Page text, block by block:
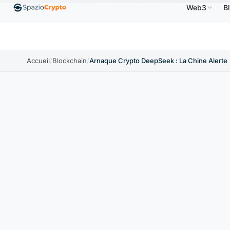
EthereumETH1 880,58 $US ↑0.00% BNB BNB
Web3
Accueil/Blockchain/Arnaque Crypto DeepSeek : La Chine Alerte